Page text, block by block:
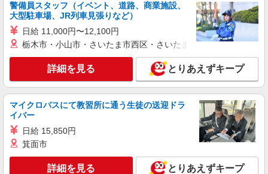
富士見市
キープ 詳細を見る
株式会社トラストグロース 新宿本社 第3営業部
特別養護老人ホームでの看護師
時給：准看護師2240円/看護師2310円
警備員スタッフ（イベント、道路、商業施設、
大型駐車場、JR列車見張りなど）
日給 11,000円〜12,100円
栃木市・小山市・さいたま市西区・さいたま市岩槻区・久喜市・
詳細を見る とりあえずキープ
マイクロバスにて教習所に通う生徒の送迎ドラ
イバー
日給 15,850円
箕面市
詳細を見る とりあえずキープ